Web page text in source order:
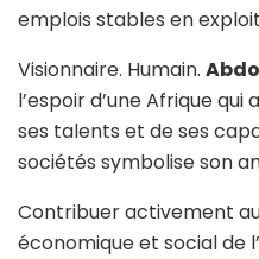
emplois stables en
Visionnaire. Humain.
l’espoir d’une Afrique
ses talents et de ses
sociétés symbolise son
Contribuer activement
économique et social de